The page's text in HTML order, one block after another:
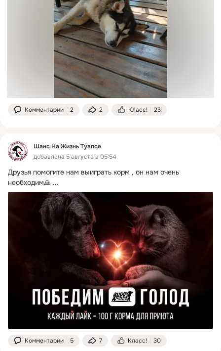
Комментарии 2 2 Класс! 23
Шанс На Жизнь Туапсе
добавлена 5 августа в 05:54
Друзья помогите нам выиграть корм , он нам очень
необходим🙏 ...
Комментарии 5 7 Класс! 30